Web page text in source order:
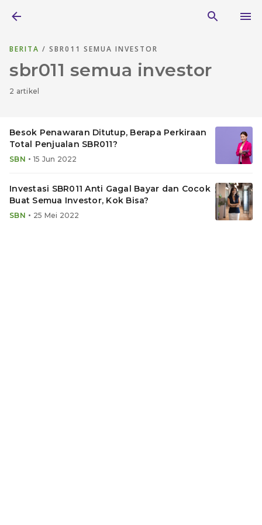
BERITA / SBR011 SEMUA INVESTOR
sbr011 semua investor
2 artikel
Besok Penawaran Ditutup, Berapa Perkiraan
Total Penjualan SBR011?
SBN • 15 Jun 2022
Investasi SBR011 Anti Gagal Bayar dan Cocok
Buat Semua Investor, Kok Bisa?
SBN • 25 Mei 2022